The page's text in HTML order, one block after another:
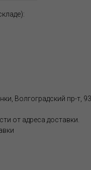
Волгоградский пр-т,
от адреса доставки.